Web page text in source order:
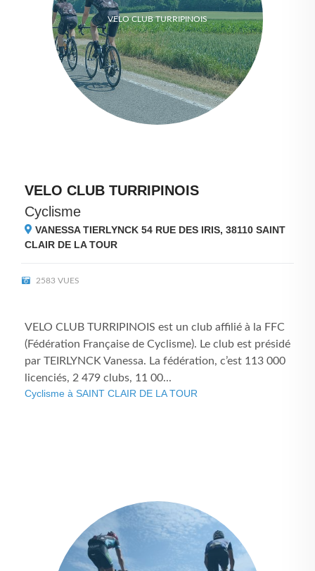
VELO CLUB TURRIPINOIS
VELO CLUB TURRIPINOIS
Cyclisme
VANESSA TIERLYNCK 54 RUE DES IRIS, 38110 SAINT
CLAIR DE LA TOUR
2583 VUES
VELO CLUB TURRIPINOIS est un club affilié à la FFC
(Fédération Française de Cyclisme). Le club est présidé
par TEIRLYNCK Vanessa. La fédération, c’est 113 000
licenciés, 2 479 clubs, 11 00...
Cyclisme à SAINT CLAIR DE LA TOUR